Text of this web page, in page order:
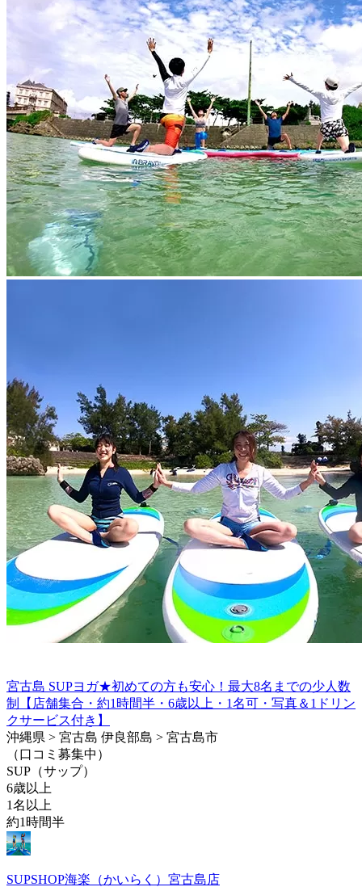
宮古島 SUPヨガ★初めての方も安心！最大8名までの少人数
制【店舗集合・約1時間半・6歳以上・1名可・写真＆1ドリン
クサービス付き】
沖縄県 > 宮古島 伊良部島 > 宮古島市
（口コミ募集中）
SUP（サップ）
6歳以上
1名以上
約1時間半
SUPSHOP海楽（かいらく）宮古島店